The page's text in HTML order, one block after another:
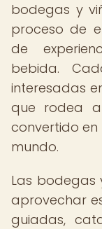
bodegas y
proceso de
de
bebida.
interesadas
que rodea
convertido
mundo.
Las bodegas
aprovechar
guiadas,